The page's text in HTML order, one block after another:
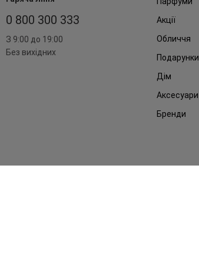
0 800 300 333
З 9:00 до 19:00
Без вихідних
Акції
Обличчя
Подарунки
Дім
Аксесуари
Бренди